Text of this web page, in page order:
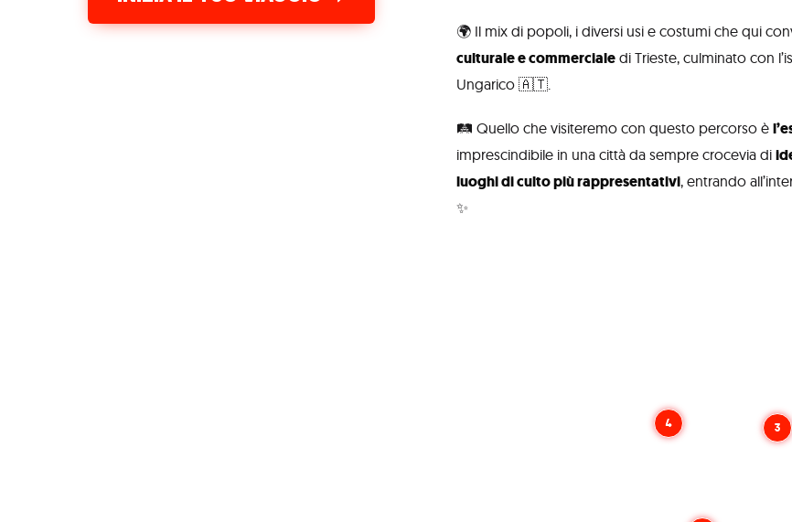
🌍 Il mix di popoli, i diversi usi e costumi che qui
culturale e commercialedi Trieste, culminato con
Ungarico 🇦🇹.
🛤️ Quello che visiteremo con questo percorso è
imprescindibile in una città da sempre crocevia di
luoghi di culto più rappresentativi, entrando
✨
3
4